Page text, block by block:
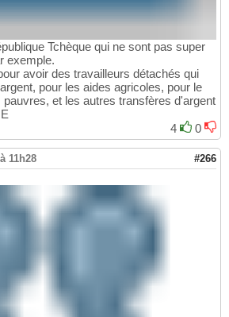
Tchèque qui ne sont pas super
exemple.
avoir des travailleurs détachés qui
pour les aides agricoles, pour le
et les autres transfères d'argent
4
0
11h28 #266